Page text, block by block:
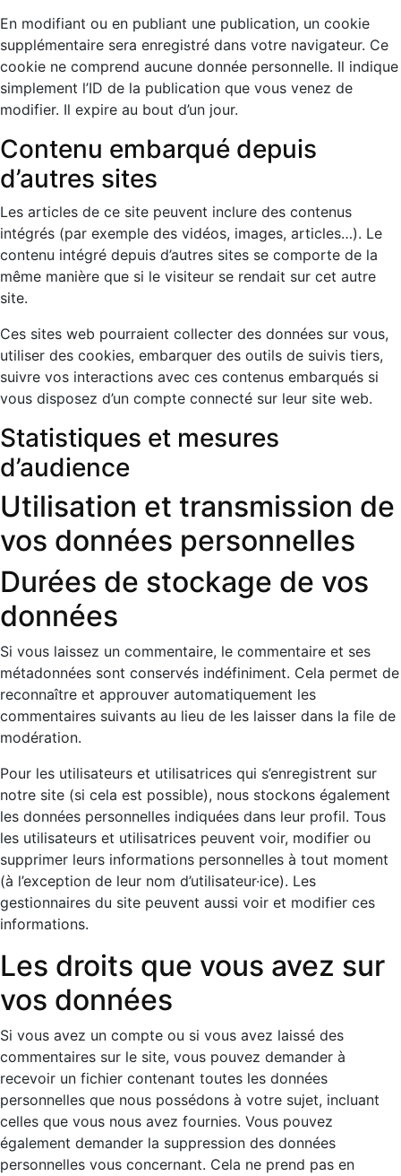
En modifiant ou en publiant une publication, un cookie
supplémentaire sera enregistré dans votre navigateur. Ce
cookie ne comprend aucune donnée personnelle. Il indique
simplement l’ID de la publication que vous venez de
modifier. Il expire au bout d’un jour.
Contenu embarqué depuis
d’autres sites
Les articles de ce site peuvent inclure des contenus
intégrés (par exemple des vidéos, images, articles…). Le
contenu intégré depuis d’autres sites se comporte de la
même manière que si le visiteur se rendait sur cet autre
site.
Ces sites web pourraient collecter des données sur vous,
utiliser des cookies, embarquer des outils de suivis tiers,
suivre vos interactions avec ces contenus embarqués si
vous disposez d’un compte connecté sur leur site web.
Statistiques et mesures
d’audience
Utilisation et transmission de
vos données personnelles
Durées de stockage de vos
données
Si vous laissez un commentaire, le commentaire et ses
métadonnées sont conservés indéfiniment. Cela permet de
reconnaître et approuver automatiquement les
commentaires suivants au lieu de les laisser dans la file de
modération.
Pour les utilisateurs et utilisatrices qui s’enregistrent sur
notre site (si cela est possible), nous stockons également
les données personnelles indiquées dans leur profil. Tous
les utilisateurs et utilisatrices peuvent voir, modifier ou
supprimer leurs informations personnelles à tout moment
(à l’exception de leur nom d’utilisateur·ice). Les
gestionnaires du site peuvent aussi voir et modifier ces
informations.
Les droits que vous avez sur
vos données
Si vous avez un compte ou si vous avez laissé des
commentaires sur le site, vous pouvez demander à
recevoir un fichier contenant toutes les données
personnelles que nous possédons à votre sujet, incluant
celles que vous nous avez fournies. Vous pouvez
également demander la suppression des données
personnelles vous concernant. Cela ne prend pas en